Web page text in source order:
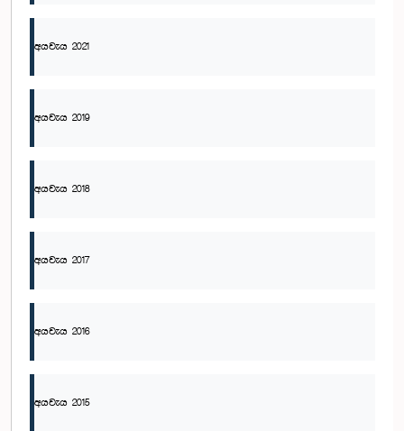
අයවැය 2021
අයවැය 2019
අයවැය 2018
අයවැය 2017
අයවැය 2016
අයවැය 2015